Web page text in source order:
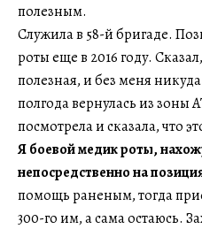
полезным.
Служила в 58-й бригаде.
роты еще в 2016 году.
полезная, и без меня
полгода вернулась из зоны
посмотрела и сказала, что
Я боевой медик роты,
непосредственно на
помощь раненым, тогда
300-го им, а сама остаюсь.